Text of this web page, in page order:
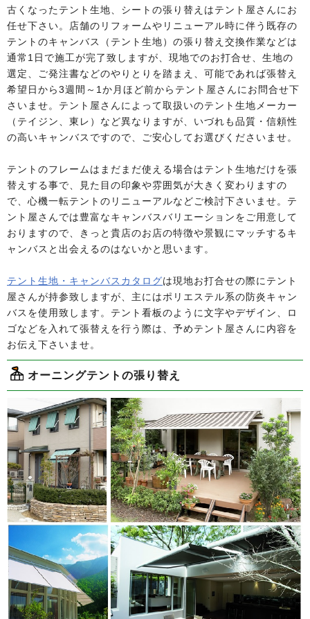
古くなったテント生地、シートの張り替えはテント屋さんにお
任せ下さい。店舗のリフォームやリニューアル時に伴う既存の
テントのキャンバス（テント生地）の張り替え交換作業などは
通常1日で施工が完了致しますが、現地でのお打合せ、生地の
選定、ご発注書などのやりとりを踏まえ、可能であれば張替え
希望日から3週間～1か月ほど前からテント屋さんにお問合せ下
さいませ。テント屋さんによって取扱いのテント生地メーカー
（テイジン、東レ）など異なりますが、いづれも品質・信頼性
の高いキャンバスですので、ご安心してお選びくださいませ。
テントのフレームはまだまだ使える場合はテント生地だけを張
替えする事で、見た目の印象や雰囲気が大きく変わりますの
で、心機一転テントのリニューアルなどご検討下さいませ。テ
ント屋さんでは豊富なキャンバスバリエーションをご用意して
おりますので、きっと貴店のお店の特徴や景観にマッチするキ
ャンバスと出会えるのはないかと思います。
テント生地・キャンバスカタログは現地お打合せの際にテント
屋さんが持参致しますが、主にはポリエステル系の防炎キャン
バスを使用致します。テント看板のように文字やデザイン、ロ
ゴなどを入れて張替えを行う際は、予めテント屋さんに内容を
お伝え下さいませ。
オーニングテントの張り替え